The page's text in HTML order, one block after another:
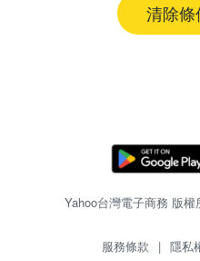
清除
Yahoo台灣電子商務 版
服務條款 | 隱私